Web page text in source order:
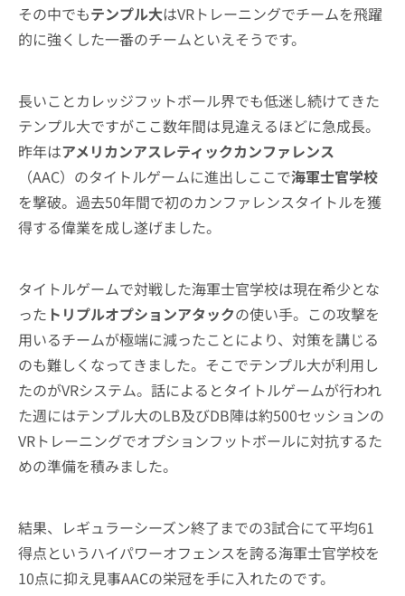
その中でもテンプル大はVRトレーニングでチームを飛躍
的に強くした一番のチームといえそうです。
長いことカレッジフットボール界でも低迷し続けてきた
テンプル大ですがここ数年間は見違えるほどに急成長。
昨年はアメリカンアスレティックカンファレンス
（AAC）のタイトルゲームに進出しここで海軍士官学校
を撃破。過去50年間で初のカンファレンスタイトルを獲
得する偉業を成し遂げました。
タイトルゲームで対戦した海軍士官学校は現在希少とな
った トリプルオプションアタックの使い手。この攻撃を
用いるチームが極端に減ったことにより、対策を講じる
のも難しくなってきました。そこでテンプル大が利用し
たのがVRシステム。話によるとタイトルゲームが行われ
た週にはテンプル大のLB及びDB陣は約500セッションの
VRトレーニングでオプションフットボールに対抗するた
めの準備を積みました。
結果、レギュラーシーズン終了までの3試合にて平均61
得点というハイパワーオフェンスを誇る海軍士官学校を
10点に抑え見事AACの栄冠を手に入れたのです。